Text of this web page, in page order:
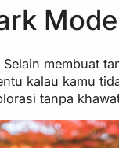
membuat
kalau kamu
tanpa